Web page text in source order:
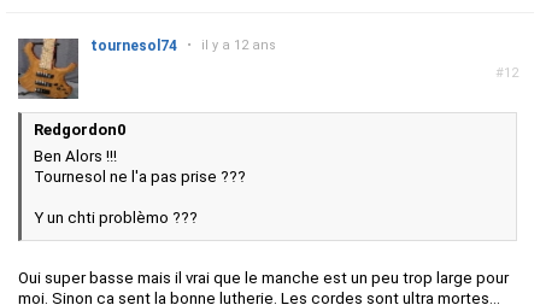
#12
tournesol74 • il y a 12 ans
Redgordon0
Ben Alors !!!
Tournesol ne l'a pas prise ???
Y un chti problèmo ???
Oui super basse mais il vrai que le manche est un peu trop large pour
moi. Sinon ca sent la bonne lutherie. Les cordes sont ultra mortes...